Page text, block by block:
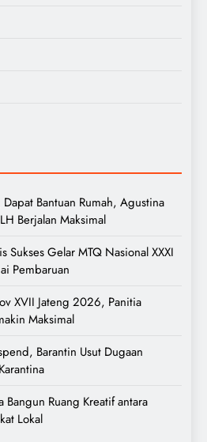
Bantuan Rumah, Agustina
Berjalan Maksimal
Sukses Gelar MTQ Nasional XXXI
Pembaruan
XVII Jateng 2026, Panitia
Maksimal
Barantin Usut Dugaan
Ruang Kreatif antara
Lokal